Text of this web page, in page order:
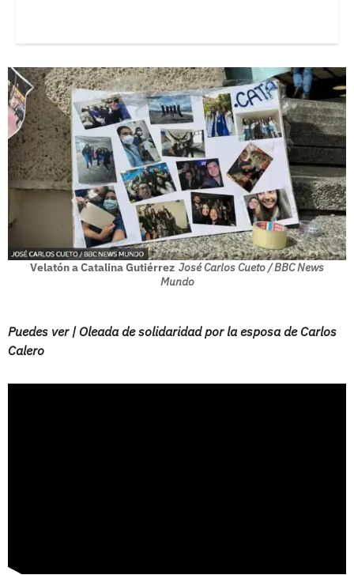
Velatón a Catalina Gutiérrez José Carlos Cueto / BBC News
Mundo
Puedes ver | Oleada de solidaridad por la esposa de Carlos
Calero